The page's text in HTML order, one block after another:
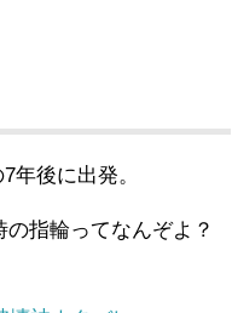
後に出発。
の指輪ってなんぞよ？